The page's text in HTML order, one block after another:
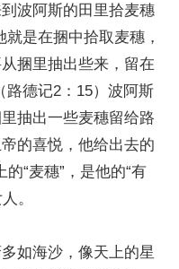
波阿斯的田里拾麦穗
是在捆中拾取麦穗，
捆里抽出些来，留在
路德记2：15）波阿斯
抽出一些麦穗留给路
的喜悦，他给出去的
的“麦穗”，是他的“有
。
如海沙，像天上的星